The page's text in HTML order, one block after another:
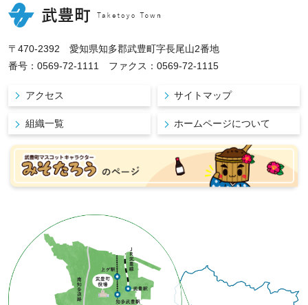
〒470-2392 愛知県知多郡武豊町字長尾山2番地
番号：0569-72-1111 ファクス：0569-72-1115
アクセス サイトマップ
組織一覧 ホームページについて